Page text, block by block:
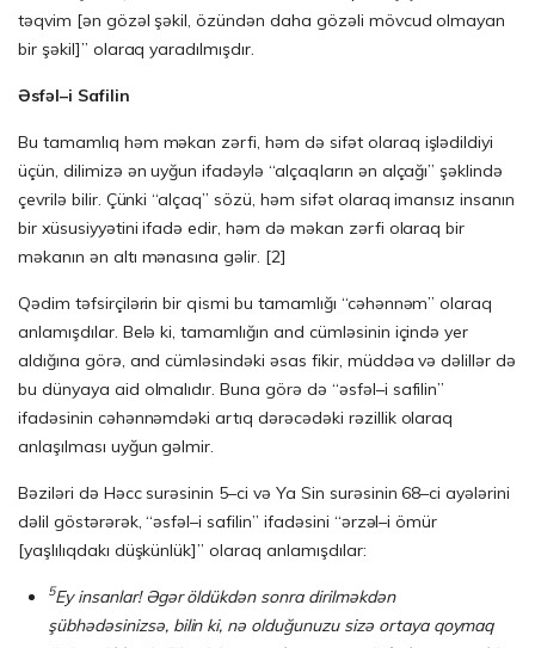
təqvim [ən gözəl şəkil, özündən daha gözəli mövcud olmayan
bir şəkil]” olaraq yaradılmışdır.
Əsfəl–i Safilin
Bu tamamlıq həm məkan zərfi, həm də sifət olaraq işlədildiyi
üçün, dilimizə ən uyğun ifadəylə “alçaqların ən alçağı” şəklində
çevrilə bilir. Çünki “alçaq” sözü, həm sifət olaraq imansız insanın
bir xüsusiyyətini ifadə edir, həm də məkan zərfi olaraq bir
məkanın ən altı mənasına gəlir. [2]
Qədim təfsirçilərin bir qismi bu tamamlığı “cəhənnəm” olaraq
anlamışdılar. Belə ki, tamamlığın and cümləsinin içində yer
aldığına görə, and cümləsindəki əsas fikir, müddəa və dəlillər də
bu dünyaya aid olmalıdır. Buna görə də “əsfəl–i safilin”
ifadəsinin cəhənnəmdəki artıq dərəcədəki rəzillik olaraq
anlaşılması uyğun gəlmir.
Bəziləri də Həcc surəsinin 5–ci və Ya Sin surəsinin 68–ci ayələrini
dəlil göstərərək, “əsfəl–i safilin” ifadəsini “ərzəl–i ömür
[yaşlılıqdakı düşkünlük]” olaraq anlamışdılar:
5Ey insanlar! Əgər öldükdən sonra dirilməkdən
şübhədəsinizsə, bilin ki, nə olduğunuzu sizə ortaya qoymaq